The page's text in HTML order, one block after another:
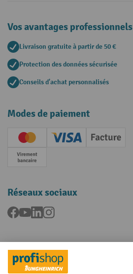
Vos avantages professionnels
Livraison gratuite à partir de 50 €
Protection des données sécurisée
Conseils d'achat personnalisés
Modes de paiement
Creditcard (Master)Creditcard (Visa)
Facture
Paiement anticipé
Réseaux sociaux
Facebook
YouTubeLinkedInInstagram
Langues
FR NL